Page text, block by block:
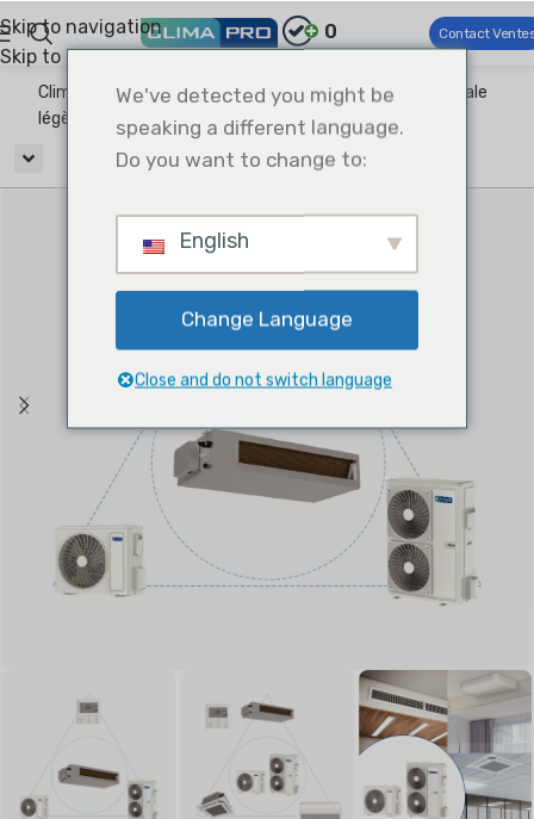
Skip to navigation
Skip to main content
0 Contact
Climapro® CVC commercial
Climatisation commerciale
légère
Uni-Match Split Type de conduit divisé
We've detected you might be
speaking a different language.
Do you want to change to:
English
Change Language
Close and do not switch language